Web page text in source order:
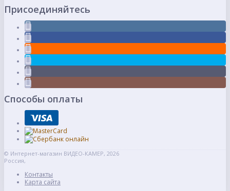
Присоединяйтесь
Способы оплаты
© Интернет-магазин ВИДЕО-КАМЕР, 2026
Россия,
Контакты
Карта сайта